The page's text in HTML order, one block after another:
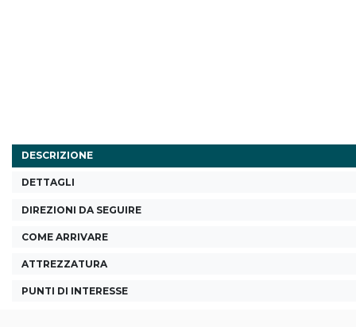
DESCRIZIONE
DETTAGLI
DIREZIONI DA SEGUIRE
COME ARRIVARE
ATTREZZATURA
PUNTI DI INTERESSE